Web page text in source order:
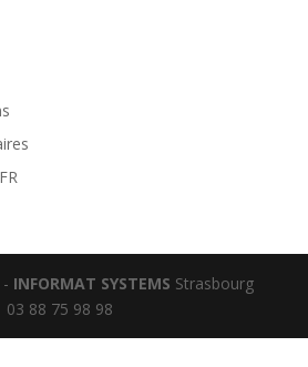
- INFORMAT SYSTEMS Strasbourg
03 88 75 98 98